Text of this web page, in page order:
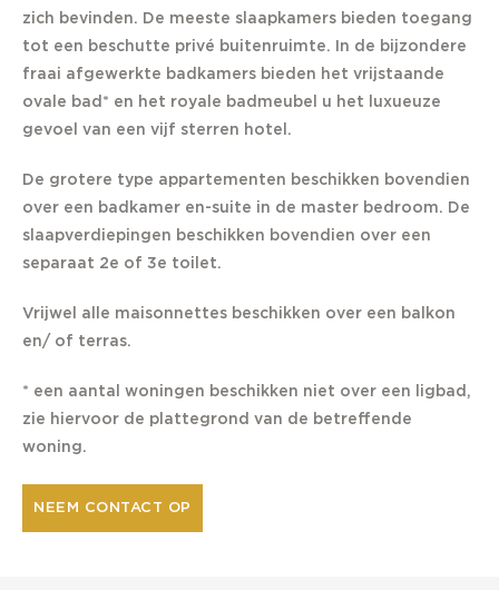
zich bevinden. De meeste slaapkamers bieden toegang
tot een beschutte privé buitenruimte. In de bijzondere
fraai afgewerkte badkamers bieden het vrijstaande
ovale bad* en het royale badmeubel u het luxueuze
gevoel van een vijf sterren hotel.
De grotere type appartementen beschikken bovendien
over een badkamer en-suite in de master bedroom. De
slaapverdiepingen beschikken bovendien over een
separaat 2e of 3e toilet.
Vrijwel alle maisonnettes beschikken over een balkon
en/ of terras.
* een aantal woningen beschikken niet over een ligbad,
zie hiervoor de plattegrond van de betreffende
woning.
NEEM CONTACT OP